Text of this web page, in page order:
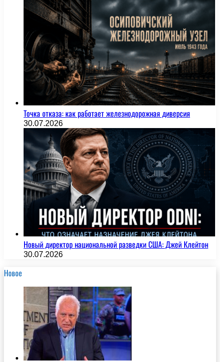
Точка отказа: как работает железнодорожная диверсия
30.07.2026
Новый директор национальной разведки США: Джей Клейтон
30.07.2026
Новое